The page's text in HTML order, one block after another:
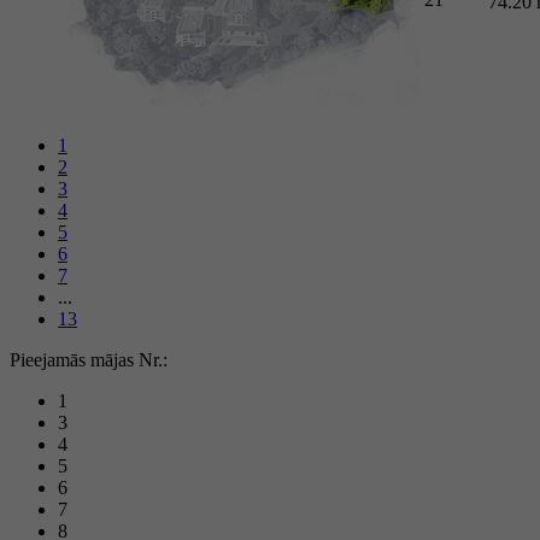
1
2
3
4
5
6
7
...
13
Pieejamās mājas Nr.:
1
3
4
5
6
7
8